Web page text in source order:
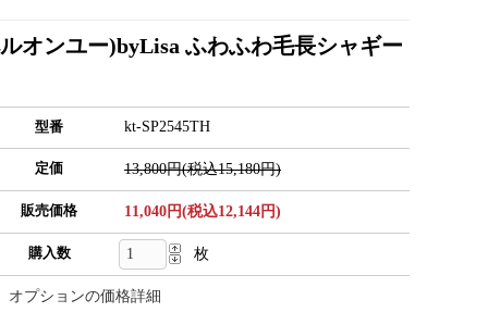
オンユー)byLisa ふわふわ毛長シャギー
型番 kt-SP2545TH
定価 13,800円(税込15,180円)
販売価格 11,040円(税込12,144円)
購入数 枚
オプションの価格詳細